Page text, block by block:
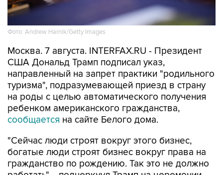
Фото: Andrew Harnik/Getty Images
Москва. 7 августа. INTERFAX.RU - Президент
США Дональд Трамп подписал указ,
направленный на запрет практики "родильного
туризма", подразумевающей приезд в страну
на роды с целью автоматического получения
ребенком американского гражданства,
сообщается на сайте Белого дома.
"Сейчас люди строят вокруг этого бизнес,
богатые люди строят бизнес вокруг права на
гражданство по рождению. Так это не должно